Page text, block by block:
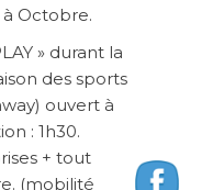
Octobre.
» durant la
des sports
ouvert à
: 1h30.
+ tout
(mobilité